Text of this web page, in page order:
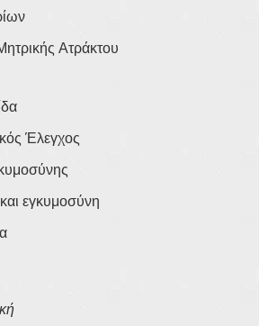
Ατράκτου
Έλεγχος
εγκυμοσύνη